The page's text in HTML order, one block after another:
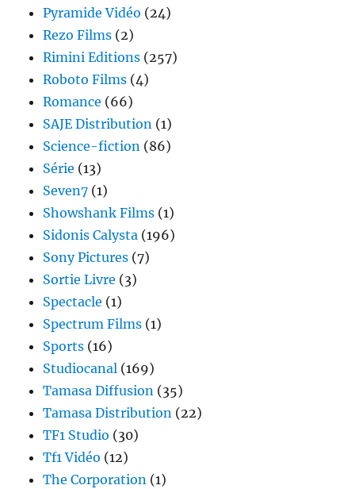
Pyramide Vidéo (24)
Rezo Films (2)
Rimini Editions (257)
Roboto Films (4)
Romance (66)
SAJE Distribution (1)
Science-fiction (86)
Série (13)
Seven7 (1)
Showshank Films (1)
Sidonis Calysta (196)
Sony Pictures (7)
Sortie Livre (3)
Spectacle (1)
Spectrum Films (1)
Sports (16)
Studiocanal (169)
Tamasa Diffusion (35)
Tamasa Distribution (22)
TF1 Studio (30)
Tf1 Vidéo (12)
The Corporation (1)